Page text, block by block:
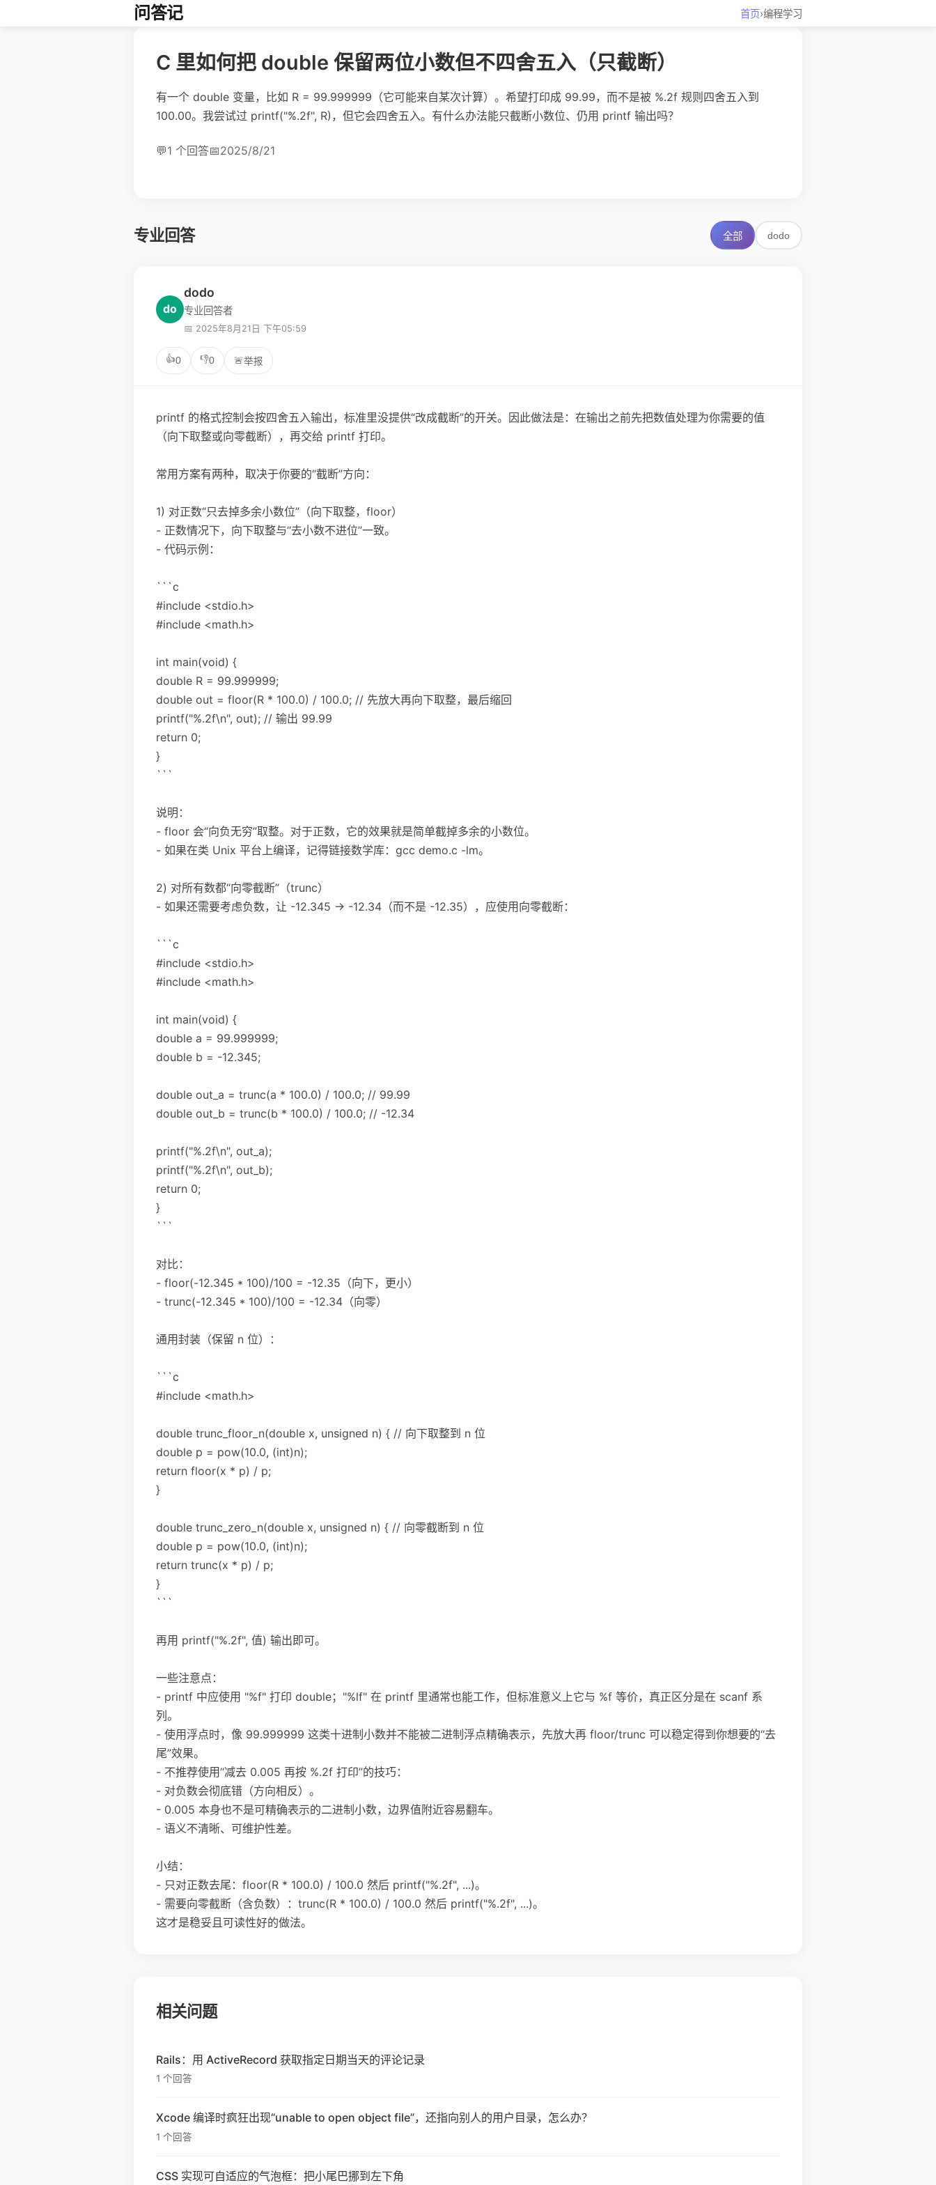
问答记 首页›编程学习
C 里如何把 double 保留两位小数但不四舍五入（只截断）
有一个 double 变量，比如 R = 99.999999（它可能来自某次计算）。希望打印成 99.99，而不是被 %.2f 规则四舍五入到
100.00。我尝试过 printf("%.2f", R)，但它会四舍五入。有什么办法能只截断小数位、仍用 printf 输出吗？
💬1 个回答📅2025/8/21
专业回答 全部 dodo
do
dodo
专业回答者
📅 2025年8月21日 下午05:59
👍0 👎0 🚨举报
printf 的格式控制会按四舍五入输出，标准里没提供“改成截断”的开关。因此做法是：在输出之前先把数值处理为你需要的值
（向下取整或向零截断），再交给 printf 打印。
常用方案有两种，取决于你要的“截断”方向：
1) 对正数“只去掉多余小数位”（向下取整，floor）
- 正数情况下，向下取整与“去小数不进位”一致。
- 代码示例：
```c
#include <stdio.h>
#include <math.h>
int main(void) {
double R = 99.999999;
double out = floor(R * 100.0) / 100.0; // 先放大再向下取整，最后缩回
printf("%.2f\n", out); // 输出 99.99
return 0;
}
```
说明：
- floor 会“向负无穷”取整。对于正数，它的效果就是简单截掉多余的小数位。
- 如果在类 Unix 平台上编译，记得链接数学库：gcc demo.c -lm。
2) 对所有数都“向零截断”（trunc）
- 如果还需要考虑负数，让 -12.345 → -12.34（而不是 -12.35），应使用向零截断：
```c
#include <stdio.h>
#include <math.h>
int main(void) {
double a = 99.999999;
double b = -12.345;
double out_a = trunc(a * 100.0) / 100.0; // 99.99
double out_b = trunc(b * 100.0) / 100.0; // -12.34
printf("%.2f\n", out_a);
printf("%.2f\n", out_b);
return 0;
}
```
对比：
- floor(-12.345 * 100)/100 = -12.35（向下，更小）
- trunc(-12.345 * 100)/100 = -12.34（向零）
通用封装（保留 n 位）：
```c
#include <math.h>
double trunc_floor_n(double x, unsigned n) { // 向下取整到 n 位
double p = pow(10.0, (int)n);
return floor(x * p) / p;
}
double trunc_zero_n(double x, unsigned n) { // 向零截断到 n 位
double p = pow(10.0, (int)n);
return trunc(x * p) / p;
}
```
再用 printf("%.2f", 值) 输出即可。
一些注意点：
- printf 中应使用 "%f" 打印 double；"%lf" 在 printf 里通常也能工作，但标准意义上它与 %f 等价，真正区分是在 scanf 系
列。
- 使用浮点时，像 99.999999 这类十进制小数并不能被二进制浮点精确表示，先放大再 floor/trunc 可以稳定得到你想要的“去
尾”效果。
- 不推荐使用“减去 0.005 再按 %.2f 打印”的技巧：
- 对负数会彻底错（方向相反）。
- 0.005 本身也不是可精确表示的二进制小数，边界值附近容易翻车。
- 语义不清晰、可维护性差。
小结：
- 只对正数去尾：floor(R * 100.0) / 100.0 然后 printf("%.2f", ...)。
- 需要向零截断（含负数）：trunc(R * 100.0) / 100.0 然后 printf("%.2f", ...)。
这才是稳妥且可读性好的做法。
相关问题
Rails：用 ActiveRecord 获取指定日期当天的评论记录
1 个回答
Xcode 编译时疯狂出现“unable to open object file”，还指向别人的用户目录，怎么办？
1 个回答
CSS 实现可自适应的气泡框：把小尾巴挪到左下角